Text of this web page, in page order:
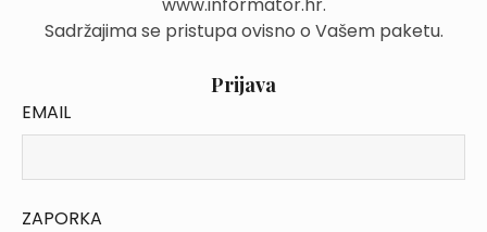
Sadržajima se pristupa ovisno o Vašem paketu.
Prijava
EMAIL
ZAPORKA